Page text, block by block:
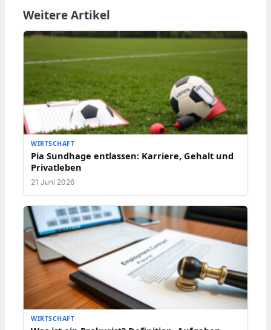
Weitere Artikel
WIRTSCHAFT
Pia Sundhage entlassen: Karriere, Gehalt und
Privatleben
21 Juni 2026
WIRTSCHAFT